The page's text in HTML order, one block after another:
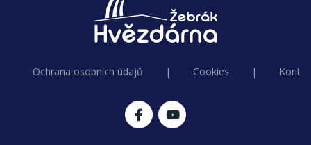
Ochrana osobních údajů | Cookies |